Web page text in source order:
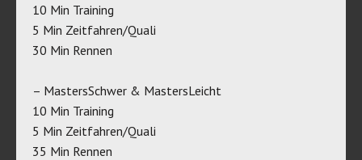
10 Min Training
5 Min Zeitfahren/Quali
30 Min Rennen
– MastersSchwer & MastersLeicht
10 Min Training
5 Min Zeitfahren/Quali
35 Min Rennen